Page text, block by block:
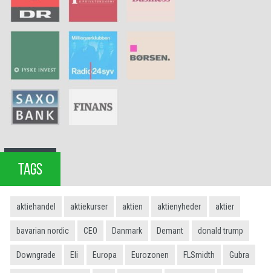
TAGS
aktiehandel aktiekurser aktien aktienyheder aktier
bavarian nordic CEO Danmark Demant donald trump
Downgrade Eli Europa Eurozonen FLSmidth Gubra